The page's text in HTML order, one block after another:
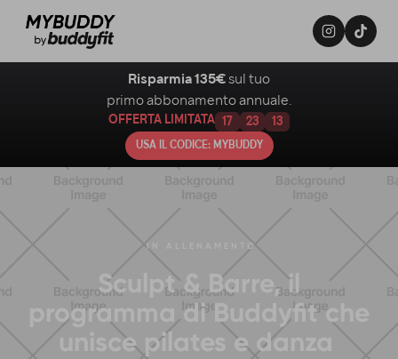
IN ALLENAMENTO
Sculpt & Barre, il
programma di Buddyfit che
unisce pilates e danza
Risparmia 135€ sul tuo
primo abbonamento annuale.
OFFERTA LIMITATA 17 23 12
USA IL CODICE: MYBUDDY